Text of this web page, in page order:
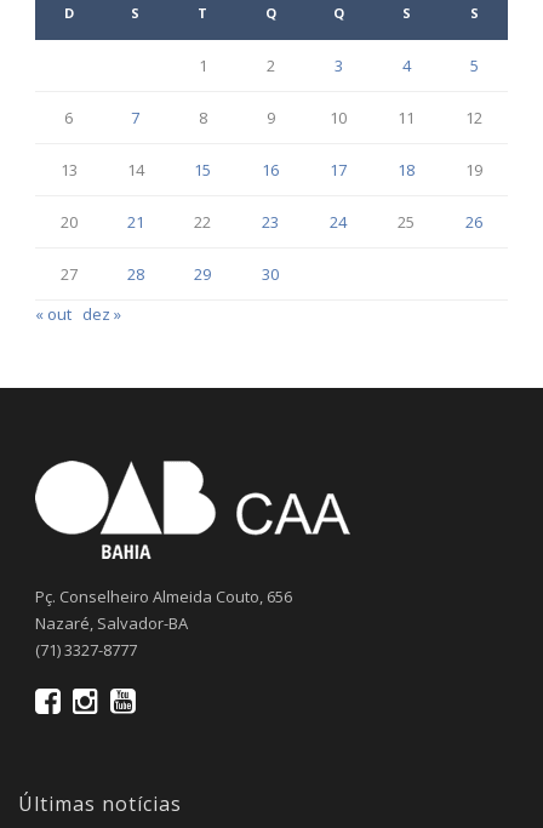
D S T Q Q S S
1 2 3 4 5
6 7 8 9 10 11 12
13 14 15 16 17 18 19
20 21 22 23 24 25 26
27 28 29
30
« out dez »
Pç. Conselheiro Almeida Couto, 656
Nazaré, Salvador-BA
(71) 3327-8777
Últimas notícias